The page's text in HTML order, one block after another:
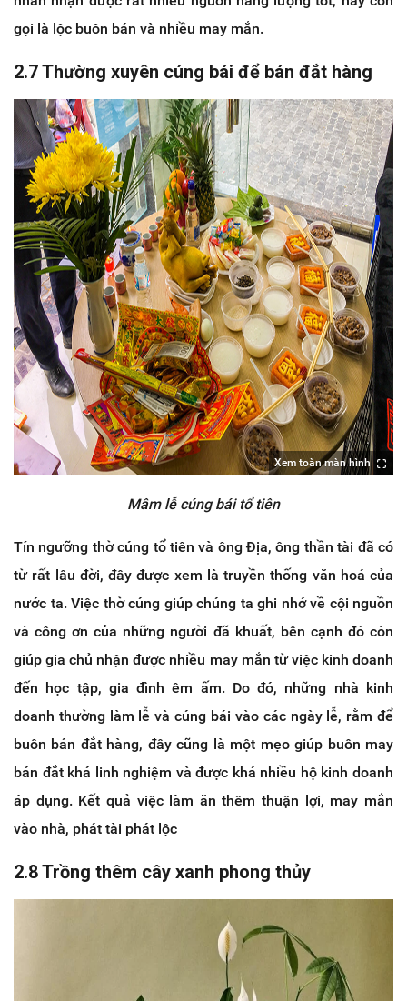
gọi là lộc buôn bán và nhiều may mắn.
2.7 Thường xuyên cúng bái để bán đắt hàng
Xem toàn màn hình
Mâm lễ cúng bái tổ tiên
Tín ngưỡng thờ cúng tổ tiên và ông Địa, ông thần tài đã có
từ rất lâu đời, đây được xem là truyền thống văn hoá của
nước ta. Việc thờ cúng giúp chúng ta ghi nhớ về cội nguồn
và công ơn của những người đã khuất, bên cạnh đó còn
giúp gia chủ nhận được nhiều may mắn từ việc kinh doanh
đến học tập, gia đình êm ấm. Do đó, những nhà kinh
doanh thường làm lễ và cúng bái vào các ngày lễ, rằm để
buôn bán đắt hàng, đây cũng là một mẹo giúp buôn may
bán đắt khá linh nghiệm và được khá nhiều hộ kinh doanh
áp dụng. Kết quả việc làm ăn thêm thuận lợi, may mắn
vào nhà, phát tài phát lộc
2.8 Trồng thêm cây xanh phong thủy